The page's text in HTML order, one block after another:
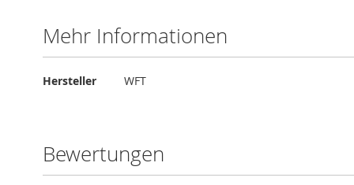
Mehr Informationen
Mehr
Hersteller WFT
Bewertungen